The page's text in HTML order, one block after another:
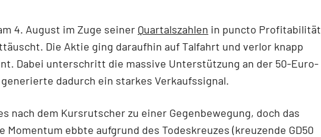
4. August im Zuge seiner Quartalszahlen in puncto Profitabilität
Die Aktie ging daraufhin auf Talfahrt und verlor knapp
Dabei unterschritt die massive Unterstützung an der 50-Euro-
generierte dadurch ein starkes Verkaufssignal.
nach dem Kursrutscher zu einer Gegenbewegung, doch das
Momentum ebbte aufgrund des Todeskreuzes (kreuzende GD50